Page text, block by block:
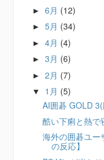
►6月 (12)
►5月 (34)
►4月 (4)
►3月 (6)
►2月 (7)
▼ 1月 (5)
AI囲碁 GOLD
酷い下痢と熱で
海外の囲碁ユー
の反応】